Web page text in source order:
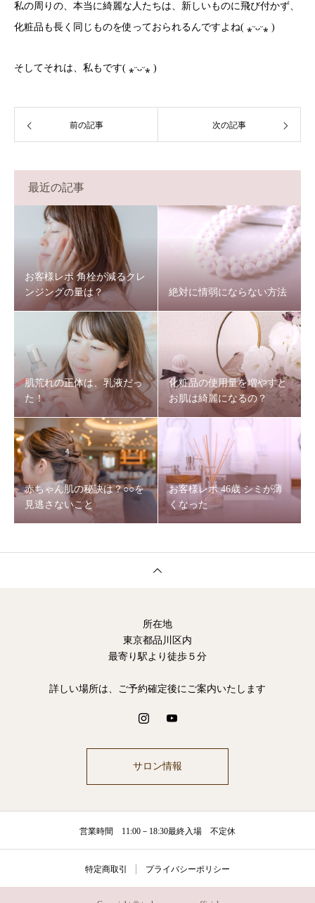
私の周りの、本当に綺麗な人たちは、新しいものに飛び付かず、
化粧品も長く同じものを使っておられるんですよね( ⁎ᵕᴗᵕ⁎ )
そしてそれは、私もです( ⁎ᵕᴗᵕ⁎ )
前の記事 次の記事
最近の記事
お客様レポ 角栓が減るクレ
ンジングの量は？
絶対に情弱にならない方法
肌荒れの正体は、乳液だっ
た！
化粧品の使用量を増やすと
お肌は綺麗になるの？
赤ちゃん肌の秘訣は？○○を
見逃さないこと
お客様レポ 46歳 シミが薄
くなった
所在地
東京都品川区内
最寄り駅より徒歩５分
詳しい場所は、ご予約確定後にご案内いたします
サロン情報
営業時間 11:00－18:30最終入場 不定休
特定商取引 プライバシーポリシー